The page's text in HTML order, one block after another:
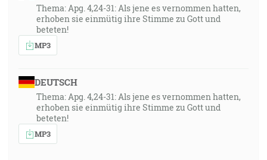
Thema: Apg. 4,24-31: Als jene es vernommen hatten,
erhoben sie einmütig ihre Stimme zu Gott und
beteten!
MP3
DEUTSCH
Thema: Apg. 4,24-31: Als jene es vernommen hatten,
erhoben sie einmütig ihre Stimme zu Gott und
beteten!
MP3